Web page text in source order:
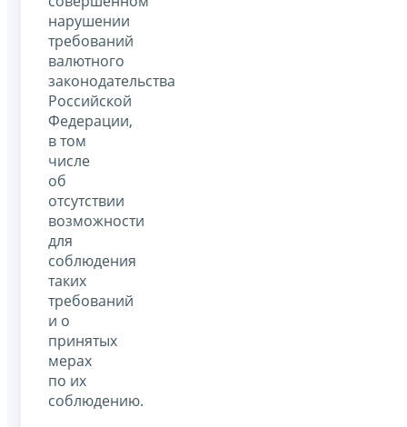
нарушении
требований
валютного
законодательства
Российской
Федерации,
в том
числе
об
отсутствии
возможности
для
соблюдения
таких
требований
и о
принятых
мерах
по их
соблюдению.